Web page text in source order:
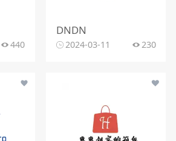
440
DNDN
2024-03-11 230